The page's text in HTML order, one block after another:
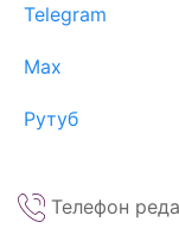
Telegram
Max
Рутуб
Телефон